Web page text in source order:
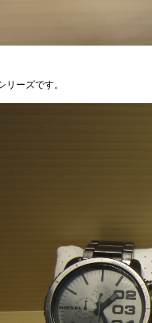
リーズです。